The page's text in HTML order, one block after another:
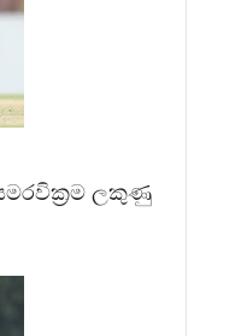
ලකුණු